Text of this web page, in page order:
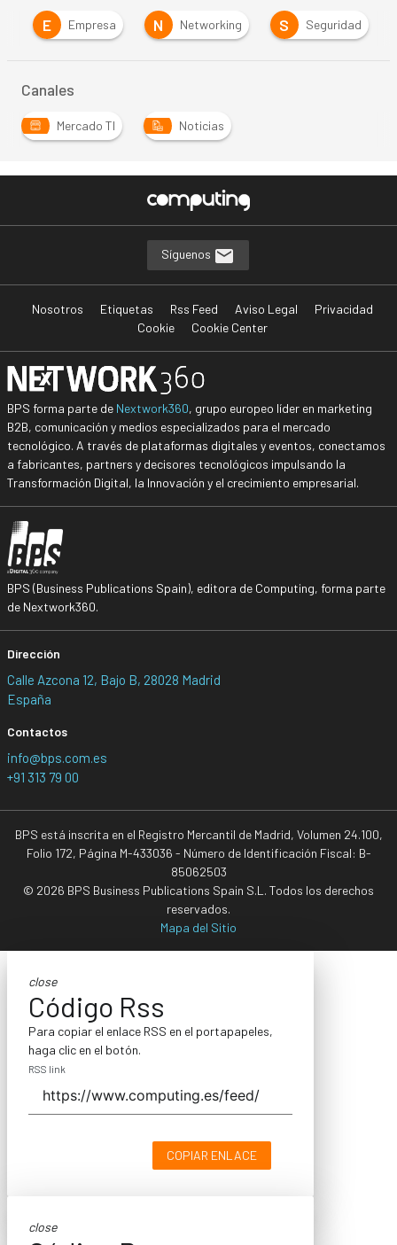
E Empresa N Networking S Seguridad
Canales
Mercado TI Noticias
Síguenos
Nosotros Etiquetas Rss Feed Aviso Legal
Privacidad
Cookie
Cookie Center
BPS forma parte de Nextwork360, grupo europeo líder en marketing
B2B, comunicación y medios especializados para el mercado
tecnológico. A través de plataformas digitales y eventos, conectamos
a fabricantes, partners y decisores tecnológicos impulsando la
Transformación Digital, la Innovación y el crecimiento empresarial.
BPS (Business Publications Spain), editora de Computing, forma parte
de Nextwork360.
Dirección
Calle Azcona 12, Bajo B, 28028 Madrid
España
Contactos
info@bps.com.es
+91 313 79 00
BPS está inscrita en el Registro Mercantil de Madrid, Volumen 24.100,
Folio 172, Página M-433036 - Número de Identificación Fiscal: B-
85062503
© 2026 BPS Business Publications Spain S.L. Todos los derechos
reservados.
Mapa del Sitio
close
Código Rss
Para copiar el enlace RSS en el portapapeles,
haga clic en el botón.
RSS link
COPIAR ENLACE
close